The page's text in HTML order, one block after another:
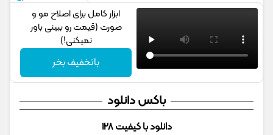
ابزار کامل برای اصلاح مو و
صورت (قیمت رو ببینی باور
نمیکنی!)
باتخفیف بخر
باکس دانلود
دانلود با کیفیت 128